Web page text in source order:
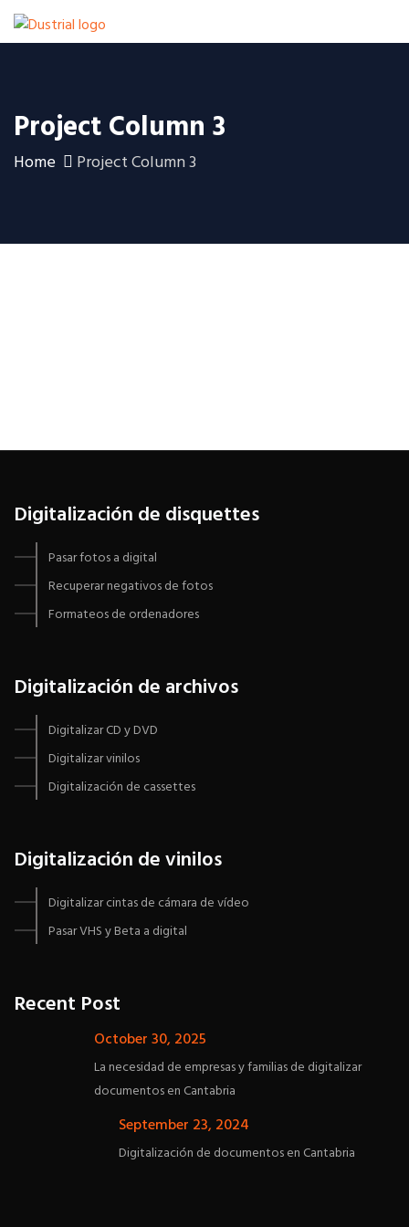
Project Column 3
Home Project Column 3
Digitalización de disquettes
Pasar fotos a digital
Recuperar negativos de fotos
Formateos de ordenadores
Digitalización de archivos
Digitalizar CD y DVD
Digitalizar vinilos
Digitalización de cassettes
Digitalización de vinilos
Digitalizar cintas de cámara de vídeo
Pasar VHS y Beta a digital
Recent Post
October 30, 2025
La necesidad de empresas y familias de digitalizar
documentos en Cantabria
September 23, 2024
Digitalización de documentos en Cantabria